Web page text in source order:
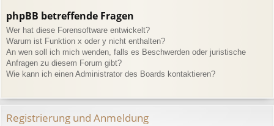
phpBB betreffende Fragen
Wer hat diese Forensoftware entwickelt?
Warum ist Funktion x oder y nicht enthalten?
An wen soll ich mich wenden, falls es Beschwerden oder juristische
Anfragen zu diesem Forum gibt?
Wie kann ich einen Administrator des Boards kontaktieren?
Registrierung und Anmeldung